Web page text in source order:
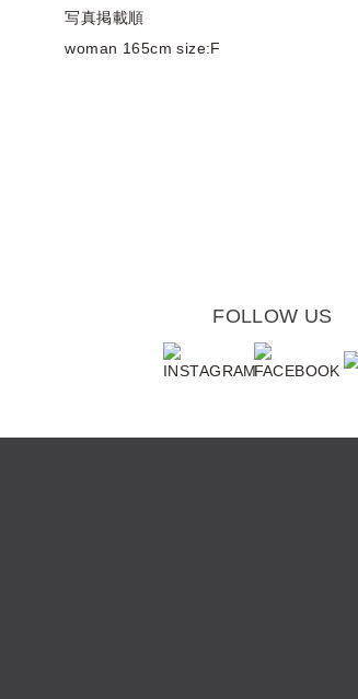
写真掲載順
woman 165cm size:F
FOLLOW US